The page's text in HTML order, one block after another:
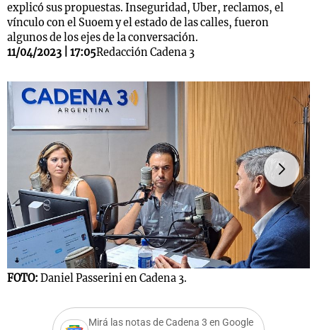
explicó sus propuestas. Inseguridad, Uber, reclamos, el
vínculo con el Suoem y el estado de las calles, fueron
algunos de los ejes de la conversación.
11/04/2023 | 17:05Redacción Cadena 3
FOTO: Daniel Passerini en Cadena 3.
Mirá las notas de Cadena 3 en Google
Notas
Mundial 2026
Notas
La Sole en
Cadena 3